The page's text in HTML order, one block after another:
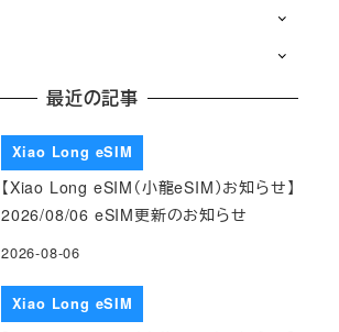
最近の記事
Xiao Long eSIM
【Xiao Long eSIM（小龍eSIM）お知らせ】
2026/08/06 eSIM更新のお知らせ
2026-08-06
Xiao Long eSIM